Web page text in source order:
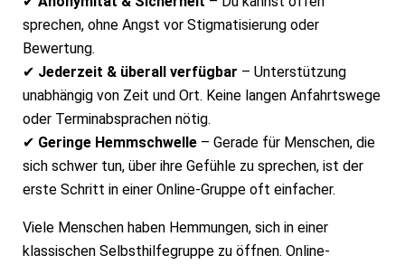
sprechen, ohne Angst vor Stigmatisierung oder
Bewertung.
✔ Jederzeit & überall verfügbar – Unterstützung
unabhängig von Zeit und Ort. Keine langen Anfahrtswege
oder Terminabsprachen nötig.
✔ Geringe Hemmschwelle – Gerade für Menschen, die
sich schwer tun, über ihre Gefühle zu sprechen, ist der
erste Schritt in einer Online-Gruppe oft einfacher.
Viele Menschen haben Hemmungen, sich in einer
klassischen Selbsthilfegruppe zu öffnen. Online-